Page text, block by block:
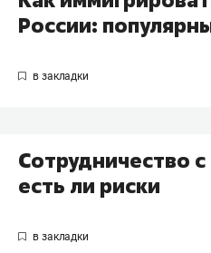
России:
Сотрудничество
есть ли риски